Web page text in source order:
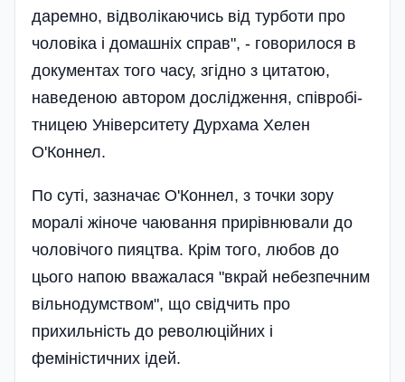
даремно, відволікаючись від турботи про
чоловіка і домашніх справ", - говорилося в
документах того часу, згідно з цитатою,
наведеною автором дослідження, співробі­
тницею Університету Дурхама Хелен
О'Коннел.
По суті, зазначає О'Коннел, з точки зору
моралі жіноче чаювання прирівнювали до
чоловічого пияцтва. Крім того, любов до
цього напою вважалася "вкрай небезпечним
вільнодумством", що свідчить про
прихильність до революційних і
феміністичних ідей.